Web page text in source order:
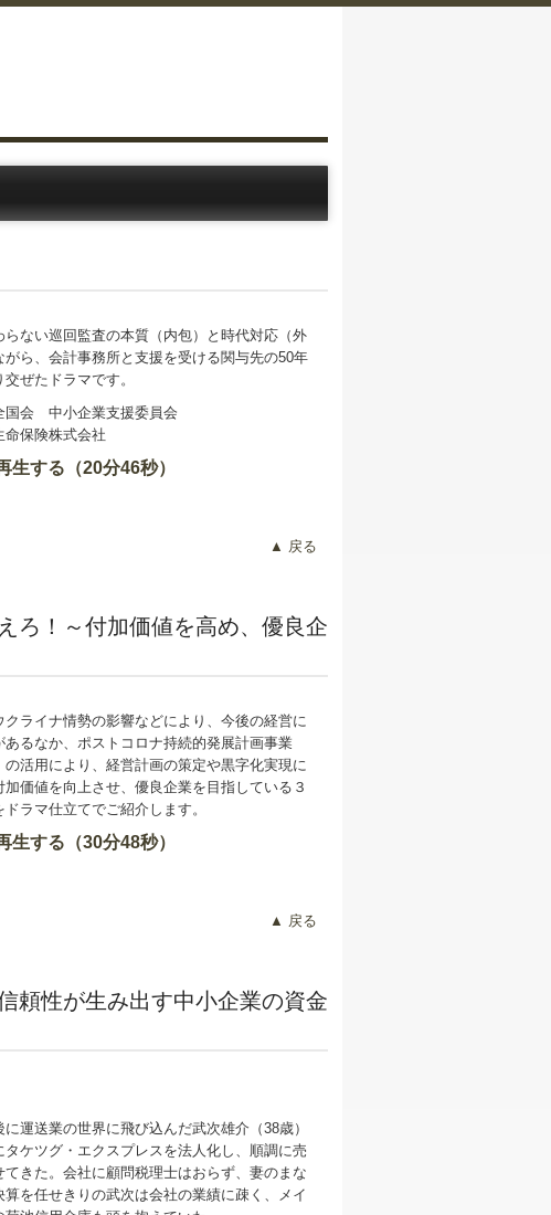
らない巡回監査の本質（内包）と時代対応（外
がら、会計事務所と支援を受ける関与先の50年
ぜたドラマです。
会 中小企業支援委員会
保険株式会社
する（20分46秒）
▲ 戻る
ろ！～付加価値を高め、優良企
クライナ情勢の影響などにより、今後の経営に
あるなか、ポストコロナ持続的発展計画事業
の活用により、経営計画の策定や黒字化実現に
加価値を向上させ、優良企業を目指している３
ラマ仕立てでご紹介します。
する（30分48秒）
▲ 戻る
頼性が生み出す中小企業の資金
運送業の世界に飛び込んだ武次雄介（38歳）
タケツグ・エクスプレスを法人化し、順調に売
てきた。会社に顧問税理士はおらず、妻のまな
算を任せきりの武次は会社の業績に疎く、メイ